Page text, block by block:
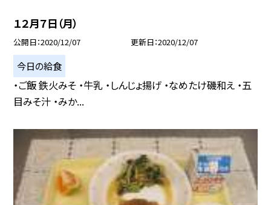
１２月７日（月）
公開日 2020/12/07 更新日 2020/12/07
今日の給食
・ご飯 鉄火みそ ・牛乳 ・しんじょ揚げ ・なめたけ磯和え ・五
目みそ汁 ・みか...